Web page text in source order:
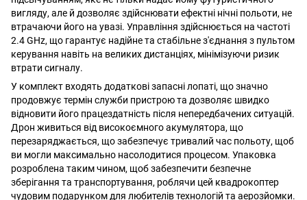
вигляду, але й дозволяє здійснювати ефектні нічні польоти, не
втрачаючи його на увазі. Управління здійснюється на частоті
2.4 GHz, що гарантує надійне та стабільне з'єднання з пультом
керування навіть на великих дистанціях, мінімізуючи ризик
втрати сигналу.
У комплект входять додаткові запасні лопаті, що значно
продовжує термін служби пристрою та дозволяє швидко
відновити його працездатність після непередбачених ситуацій.
Дрон живиться від високоємного акумулятора, що
перезаряджається, що забезпечує тривалий час польоту, щоб
ви могли максимально насолодитися процесом. Упаковка
розроблена таким чином, щоб забезпечити безпечне
зберігання та транспортування, роблячи цей квадрокоптер
чудовим подарунком для любителів технологій та аерозйомки.